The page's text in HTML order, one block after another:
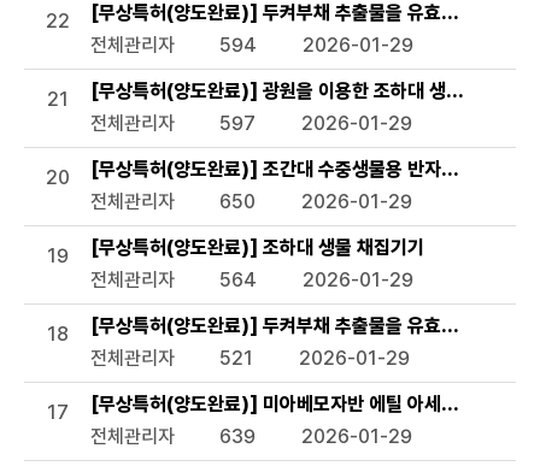
22
[무상특허(양도완료)] 두켜부채 추출물을 유효성분으로 함
전체관리자
594 2026-01-29
21
[무상특허(양도완료)] 광원을 이용한 조하대 생물 조사장비
전체관리자
597 2026-01-29
20
[무상특허(양도완료)] 조간대 수중생물용 반자동 채집기
전체관리자
650 2026-01-29
19
[무상특허(양도완료)] 조하대 생물 채집기기
전체관리자
564 2026-01-29
18
[무상특허(양도완료)] 두켜부채 추출물을 유효성분으로 함
전체관리자
521 2026-01-29
17
[무상특허(양도완료)] 미아베모자반 에틸 아세테이트 분
전체관리자
639 2026-01-29